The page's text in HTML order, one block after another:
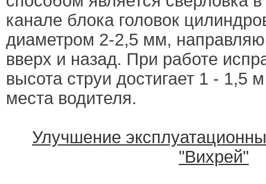
канале блока головок
диаметром 2-2,5 мм,
вверх и назад. При работе
высота струи достигает 1 - 1,5
места водителя.
Улучшение
"Вихрей"